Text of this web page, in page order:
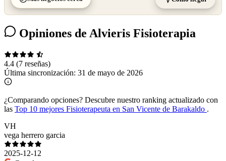
Opiniones de Alvieris Fisioterapia
4.4 (7 reseñas)
Última sincronización: 31 de mayo de 2026
¿Comparando opciones? Descubre nuestro ranking actualizado con
las Top 10 mejores Fisioterapeuta en San Vicente de Barakaldo .
VH
vega herrero garcia
2025-12-12